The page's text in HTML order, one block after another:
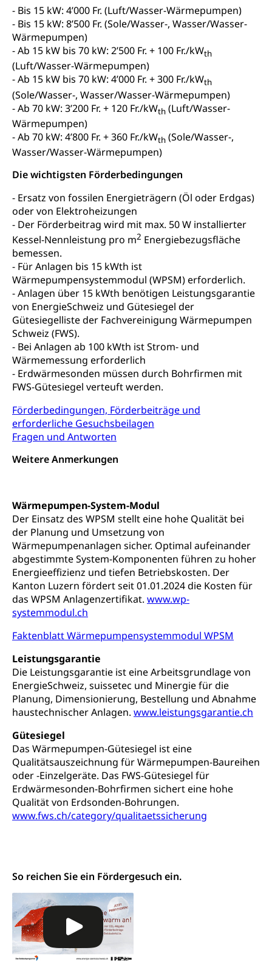
- Bis 15 kW: 4’000 Fr. (Luft/Wasser-Wärmepumpen)
- Bis 15 kW: 8’500 Fr. (Sole/Wasser-, Wasser/Wasser-
Wärmepumpen)
- Ab 15 kW bis 70 kW: 2’500 Fr. + 100 Fr./kWth
(Luft/Wasser-Wärmepumpen)
- Ab 15 kW bis 70 kW: 4’000 Fr. + 300 Fr./kWth
(Sole/Wasser-, Wasser/Wasser-Wärmepumpen)
- Ab 70 kW: 3’200 Fr. + 120 Fr./kWth (Luft/Wasser-
Wärmepumpen)
- Ab 70 kW: 4’800 Fr. + 360 Fr./kWth (Sole/Wasser-,
Wasser/Wasser-Wärmepumpen)
Die wichtigsten Förderbedingungen
- Ersatz von fossilen Energieträgern (Öl oder Erdgas)
oder von Elektroheizungen
- Der Förderbeitrag wird mit max. 50 W installierter
Kessel-Nennleistung pro m2 Energiebezugsfläche
bemessen.
- Für Anlagen bis 15 kWth ist
Wärmepumpensystemmodul (WPSM) erforderlich.
- Anlagen über 15 kWth benötigen Leistungsgarantie
von EnergieSchweiz und Gütesiegel der
Gütesiegelliste der Fachvereinigung Wärmepumpen
Schweiz (FWS).
- Bei Anlagen ab 100 kWth ist Strom- und
Wärmemessung erforderlich
- Erdwärmesonden müssen durch Bohrfirmen mit
FWS-Gütesiegel verteuft werden.
Förderbedingungen, Förderbeiträge und
erforderliche Gesuchsbeilagen
Fragen und Antworten
Weitere Anmerkungen
Wärmepumpen-System-Modul
Der Einsatz des WPSM stellt eine hohe Qualität bei
der Planung und Umsetzung von
Wärmepumpenanlagen sicher. Optimal aufeinander
abgestimmte System-Komponenten führen zu hoher
Energieeffizienz und tiefen Betriebskosten. Der
Kanton Luzern fördert seit 01.01.2024 die Kosten für
das WPSM Anlagenzertifikat. www.wp-
systemmodul.ch
Faktenblatt Wärmepumpensystemmodul WPSM
Leistungsgarantie
Die Leistungsgarantie ist eine Arbeitsgrundlage von
EnergieSchweiz, suissetec und Minergie für die
Planung, Dimensionierung, Bestellung und Abnahme
haustechnischer Anlagen. www.leistungsgarantie.ch
Gütesiegel
Das Wärmepumpen-Gütesiegel ist eine
Qualitätsauszeichnung für Wärmepumpen-Baureihen
oder -Einzelgeräte. Das FWS-Gütesiegel für
Erdwärmesonden-Bohrfirmen sichert eine hohe
Qualität von Erdsonden-Bohrungen.
www.fws.ch/category/qualitaetssicherung
So reichen Sie ein Fördergesuch ein.
Zivilstandswesen
Adoption
Adoptivkind, Adoptiveltern, Adoptionsvermittlung,
Adoptionsverfahren, elterliche Gewalt, elterliche
Sorge
Adoption
Aufenthaltsbewilligungen
Niederlassungsbewilligung, Aufenthalt,
Niederlassung, Wohnsitz
Amt für Migration
Ausweise und Bescheinigungen
Reisepass, Identitätskarte, Visum, Geburtsurkunde
Jagdausweis, Fischereiausweis
Strafregisterauszug bestellen
Waffen, Sprengstoffe und Pyrotechnik
Reisepass, Identitätskarte
Strassenverkehrsamt (Führerausweis,
Fahrzeugausweis)
Namensänderungen
Einbürgerung
Nationalität, Staatsangehörigkeit,
Staatsbürgerschaft, Bürgerrecht, Erwerb des
Bürgerrechts, Verlust des Bürgerrechts,
Einbürgerungsverfahren
Einbürgerungen
Geburt
Geburtsurkunde, Geburtsschein, Geburtsanzeige
Familienzulagen (WAS Luzern)
Schwangerschaft / Geburt (gruezi.lu.ch)
Kinder und Jugendliche
Mündigkeit, Kindesschutz, Jugendschutz
Kinder- und Jugendförderung
Psychische Gesundheit
Pflege / Pflegeheim
Hauspflege, spitalexterne Pflege, Spitex
Betreuende Angehörige
Pflegeheimliste und freie Pflegeplätze
Betreuung von Angehörigen (WAS Luzern)
Religion
Kirche, Gottesdienst, Seelsorge,
Religionsgemeinschaft
Religionsvielfalt Im Kanton Luzern (unilu)
Sport
Olympiateam Kanton Luzern
Offene Sporthallen
Gesundheitsförderung
Jugend+Sport
Freiwilliger Schulsport
Tiere
Haustiere, Heimtiere, Wildtiere, Veterinärmedizin,
Tiermedizin, Tierarzt, Tierschutz, Jagd, Fischerei,
Viehzucht
Tierschutz
Hobbytierhaltung und Bienen
Veterinärdienst
Halten von Wildtieren
Haltung Heimtiere
Hunde
Todesfall
Bestattung, Beerdigung, Testament, Erbrecht,
Zivilstandsamt, Erben, Erbenliste
Ärztliche Todesbescheinigung
Sicherheit
Armee
Militär, Militärdienst, Militärdienstpflicht,
Wehrpflicht, Berufssoldat, Militärdienstverweigerer,
Dienstverweigerer, Militärdienstverweigerung,
Wehrpflichtersatz, Wehrpflichtersatzabgabe
Militär
Schweizer Armee
Bevölkerungsschutz
Katastrophenschutz, Katastrophenhilfe, Polizei,
Polizei
Polizei
Versorgung
Vorratshaltung, Vorrat
Wasserversorgung
Waffen